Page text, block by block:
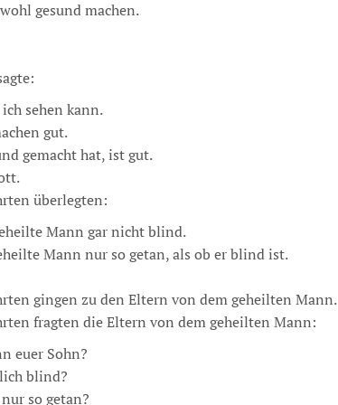
gesund machen.
sehen kann.
gut.
gemacht hat, ist gut.
überlegten:
Mann gar nicht blind.
Mann nur so getan, als ob er blind ist.
gingen zu den Eltern von dem geheilten Mann.
fragten die Eltern von dem geheilten Mann:
euer Sohn?
blind?
so getan?